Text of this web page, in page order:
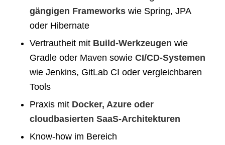
gängigen Frameworkswie Spring, JPA
oder Hibernate
Vertrautheit mit Build-Werkzeugen wie
Gradle oder Maven sowie CI/CD-Systemen
wie Jenkins, GitLab CI oder vergleichbaren
Tools
Praxis mit Docker, Azure oder
cloudbasierten SaaS-Architekturen
Know-how im Bereich